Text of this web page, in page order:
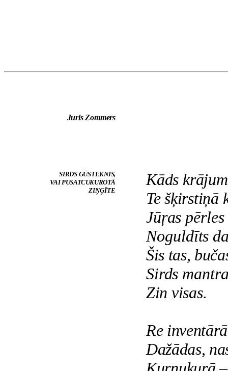
Juris Zommers
SIRDS GŪSTEKNIS,
VAI PUSATCUKUROTĀ
ZIŅĢĪTE
Kāds
Te šķirstiņā
Jūŗas
Noguldīts
Šis tas,
Sirds
Zin visas.
Re
Dažādas,